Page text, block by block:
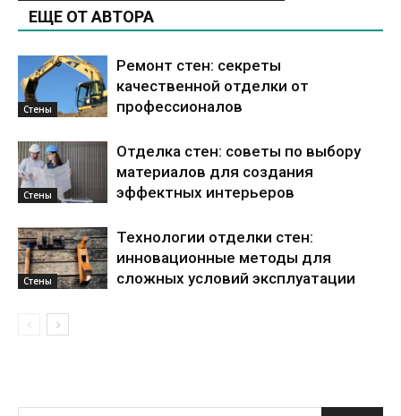
ЕЩЕ ОТ АВТОРА
Стены
Ремонт стен: секреты
качественной отделки от
профессионалов
Стены
Отделка стен: советы по выбору
материалов для создания
эффектных интерьеров
Стены
Технологии отделки стен:
инновационные методы для
сложных условий эксплуатации